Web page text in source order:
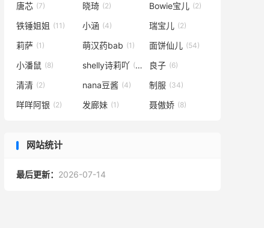
唐芯 (7) 晓琦 (2) Bowie宝儿 (2)
铁锤姐姐 (11) 小涵 (4) 瑞宝儿 (2)
莉萨 (1) 萌汉药bab (1) 面饼仙儿 (54)
小潘鼠 (8) shelly诗莉吖 (21) 良子 (6)
清清 (2) nana豆酱 (4) 制服 (34)
咩咩阿银 (2) 发廊妹 (1) 聂傲娇 (8)
网站统计
最后更新： 2026-07-14